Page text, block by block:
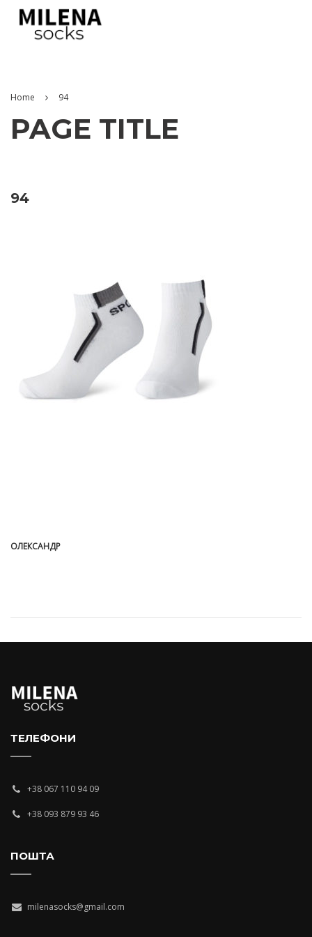
Home 94
PAGE TITLE
94
ОЛЕКСАНДР
ТЕЛЕФОНИ
+38 067 110 94 09
+38 093 879 93 46
ПОШТА
milenasocks@gmail.com